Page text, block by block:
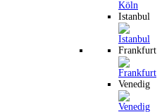
Istanbul
Frankfurt
Venedig